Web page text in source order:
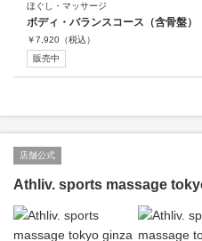
ほぐし・マッサージ
ボディ・バランスコース（含骨盤
￥7,920 （税込）
販売中
店舗公式
Athliv. sports massage